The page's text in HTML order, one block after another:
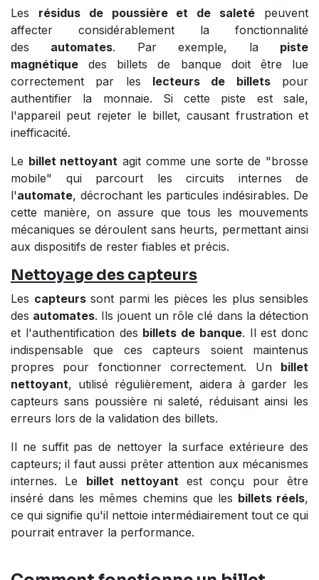
Les résidus de poussière et de saleté peuvent
affecter considérablement la fonctionnalité
des automates. Par exemple, la piste
magnétique des billets de banque doit être lue
correctement par les lecteurs de billetspour
authentifier la monnaie. Si cette piste est sale,
l'appareil peut rejeter le billet, causant frustration et
inefficacité.
Le billet nettoyant agit comme une sorte de "brosse
mobile" qui parcourt les circuits internes de
l'automate, décrochant les particules indésirables. De
cette manière, on assure que tous les mouvements
mécaniques se déroulent sans heurts, permettant ainsi
aux dispositifs de rester fiables et précis.
Nettoyage des capteurs
Les capteurssont parmi les pièces les plus sensibles
des automates. Ils jouent un rôle clé dans la détection
et l'authentification des billets de banque. Il est donc
indispensable que ces capteurs soient maintenus
propres pour fonctionner correctement. Un billet
nettoyant, utilisé régulièrement, aidera à garder les
capteurs sans poussière ni saleté, réduisant ainsi les
erreurs lors de la validation des billets.
Il ne suffit pas de nettoyer la surface extérieure des
capteurs; il faut aussi prêter attention aux mécanismes
internes. Le billet nettoyantest conçu pour être
inséré dans les mêmes chemins que les billets réels,
ce qui signifie qu'il nettoie intermédiairement tout ce qui
pourrait entraver la performance.